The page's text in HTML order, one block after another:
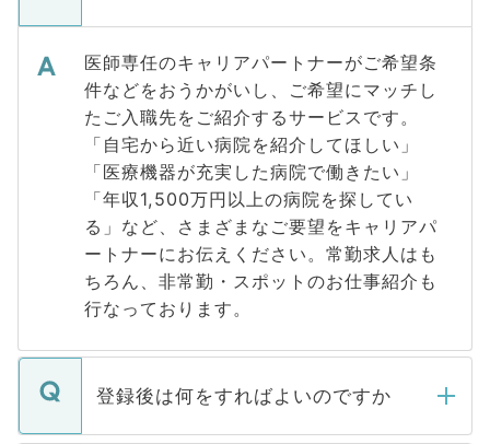
医師専任のキャリアパートナーがご希望条
件などをおうかがいし、ご希望にマッチし
たご入職先をご紹介するサービスです。
「自宅から近い病院を紹介してほしい」
「医療機器が充実した病院で働きたい」
「年収1,500万円以上の病院を探してい
る」など、さまざまなご要望をキャリアパ
ートナーにお伝えください。常勤求人はも
ちろん、非常勤・スポットのお仕事紹介も
行なっております。
登録後は何をすればよいのですか